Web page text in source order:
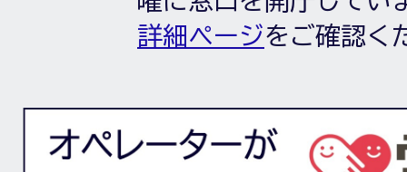
詳細ページをご確認く